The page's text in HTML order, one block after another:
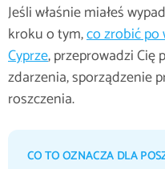
Jeśli właśnie miałeś
kroku o tym,co zrobić
Cyprze, przeprowadzi Cię
zdarzenia, sporządzenie
roszczenia.
CO TO OZNACZA DLA